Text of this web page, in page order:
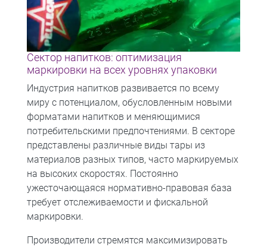
Сектор напитков: оптимизация
маркировки на всех уровнях упаковки
Индустрия напитков развивается по всему
миру с потенциалом, обусловленным новыми
форматами напитков и меняющимися
потребительскими предпочтениями. В секторе
представлены различные виды тары из
материалов разных типов, часто маркируемых
на высоких скоростях. Постоянно
ужесточающаяся нормативно-правовая база
требует отслеживаемости и фискальной
маркировки.
Производители стремятся максимизировать